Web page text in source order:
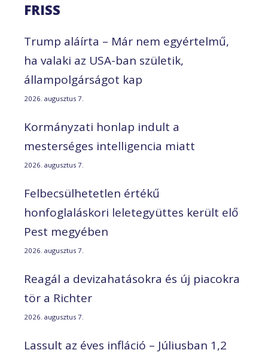
FRISS
Trump aláírta – Már nem egyértelmű,
ha valaki az USA-ban születik,
állampolgárságot kap
2026. augusztus 7.
Kormányzati honlap indult a
mesterséges intelligencia miatt
2026. augusztus 7.
Felbecsülhetetlen értékű
honfoglaláskori leletegyüttes került elő
Pest megyében
2026. augusztus 7.
Reagál a devizahatásokra és új piacokra
tör a Richter
2026. augusztus 7.
Lassult az éves infláció – Júliusban 1,2